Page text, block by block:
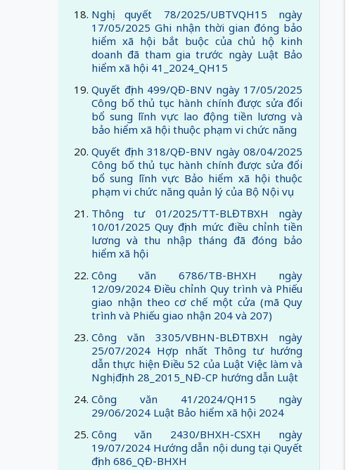
Nghị quyết 78/2025/UBTVQH15 ngày
17/05/2025 Ghi nhận thời gian đóng bảo
hiểm xã hội bắt buộc của chủ hộ kinh
doanh đã tham gia trước ngày Luật Bảo
hiểm xã hội 41_2024_QH15
Quyết định 499/QĐ-BNV ngày 17/05/2025
Công bố thủ tục hành chính được sửa đổi
bổ sung lĩnh vực lao động tiền lương và
bảo hiểm xã hội thuộc phạm vi chức năng
Quyết định 318/QĐ-BNV ngày 08/04/2025
Công bố thủ tục hành chính được sửa đổi
bổ sung lĩnh vực Bảo hiểm xã hội thuộc
phạm vi chức năng quản lý của Bộ Nội vụ
Thông tư 01/2025/TT-BLĐTBXH ngày
10/01/2025 Quy định mức điều chỉnh tiền
lương và thu nhập tháng đã đóng bảo
hiểm xã hội
Công văn 6786/TB-BHXH ngày
12/09/2024 Điều chỉnh Quy trình và Phiếu
giao nhận theo cơ chế một cửa (mã Quy
trình và Phiếu giao nhận 204 và 207)
Công văn 3305/VBHN-BLĐTBXH ngày
25/07/2024 Hợp nhất Thông tư hướng
dẫn thực hiện Điều 52 của Luật Việc làm và
Nghị định 28_2015_NĐ-CP hướng dẫn Luật
Công văn 41/2024/QH15 ngày
29/06/2024 Luật Bảo hiểm xã hội 2024
Công văn 2430/BHXH-CSXH ngày
19/07/2024 Hướng dẫn nội dung tại Quyết
định 686_QĐ-BHXH